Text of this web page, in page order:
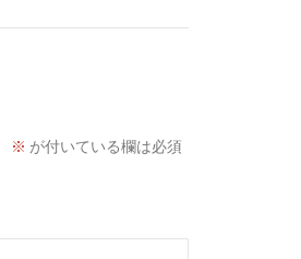
※ が付いている欄は必須